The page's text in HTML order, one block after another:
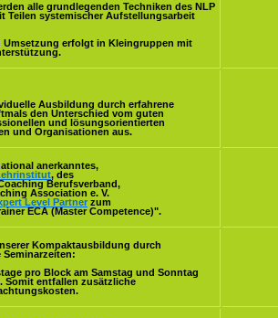
alle grundlegenden Techniken des NLP
Teilen systemischer Aufstellungsarbeit
Umsetzung erfolgt in Kleingruppen mit
Ausbildung durch erfahrene
den Unterschied vom guten
und lösungsorientierten
und Organisationen aus.
anerkanntes,
, des
Berufsverband,
Association e. V.
Level Partner zum
ECA (Master Competence)".
Kompaktausbildung durch
pro Block am Samstag und Sonntag
Somit entfallen zusätzliche